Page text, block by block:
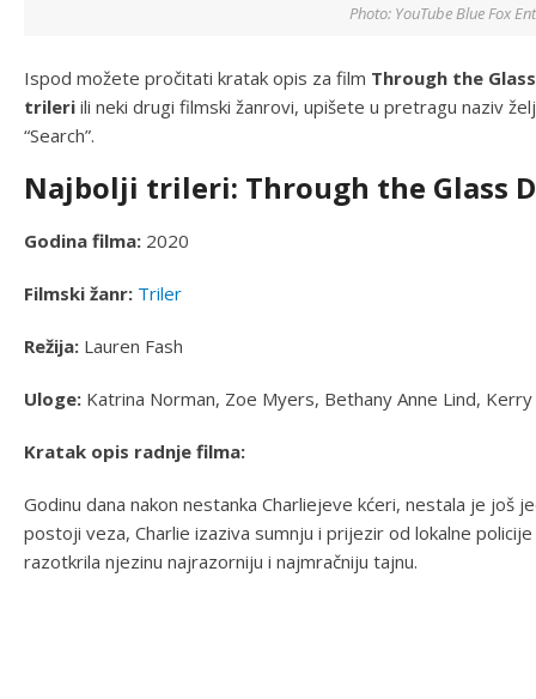
Photo: YouTube Blue Fox
Ispod možete pročitati kratak opis za film Through the
trileri ili neki drugi filmski žanrovi, upišete u pretragu naziv
“Search”.
Najbolji trileri: Through the Glass
Godina filma: 2020
Filmski žanr: Triler
Režija: Lauren Fash
Uloge: Katrina Norman, Zoe Myers, Bethany Anne Lind,
Kratak opis radnje filma:
Godinu dana nakon nestanka Charliejeve kćeri, nestala je još
postoji veza, Charlie izaziva sumnju i prijezir od lokalne
razotkrila njezinu najrazorniju i najmračniju tajnu.